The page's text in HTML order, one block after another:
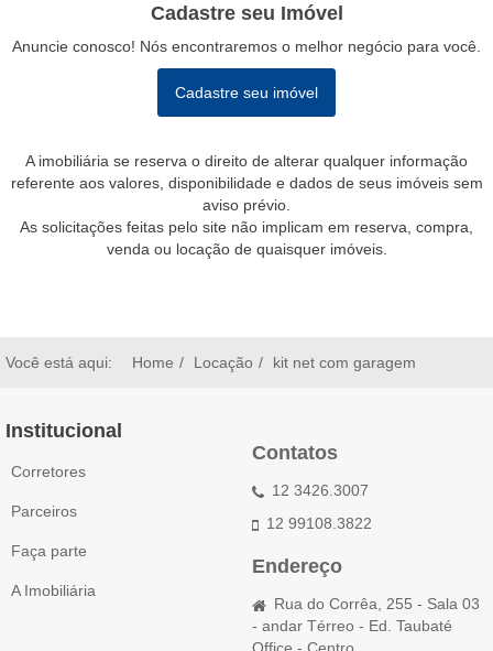
Cadastre seu Imóvel
Anuncie conosco! Nós encontraremos o melhor negócio para você.
Cadastre seu imóvel
A imobiliária se reserva o direito de alterar qualquer informação
referente aos valores, disponibilidade e dados de seus imóveis sem
aviso prévio.
As solicitações feitas pelo site não implicam em reserva, compra,
venda ou locação de quaisquer imóveis.
Você está aqui: Home Locação kit net com garagem
Institucional
Corretores
Parceiros
Faça parte
A Imobiliária
Contatos
12 3426.3007
12 99108.3822
Endereço
Rua do Corrêa, 255 - Sala 03
- andar Térreo - Ed. Taubaté